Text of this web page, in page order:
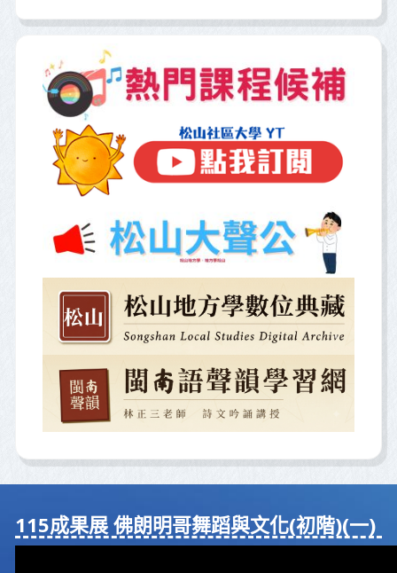
115成果展 佛朗明哥舞蹈與⽂化(初階)(⼀)